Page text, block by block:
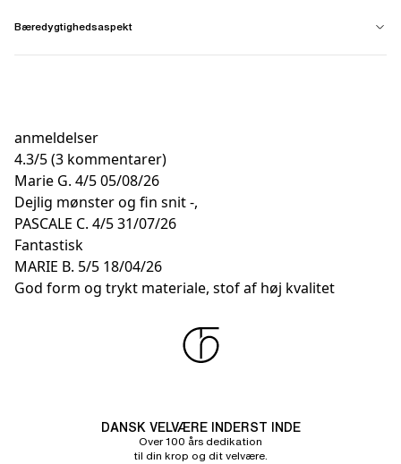
Bæredygtighedsaspekt
anmeldelser
4.3/5(3 kommentarer)
Marie G. 4/505/08/26
Dejlig mønster og fin snit -,
PASCALE C. 4/531/07/26
Fantastisk
MARIE B. 5/5 18/04/26
God form og trykt materiale, stof af høj kvalitet
DANSK VELVÆRE INDERST INDE
Over 100 års dedikation
til din krop og dit velvære.